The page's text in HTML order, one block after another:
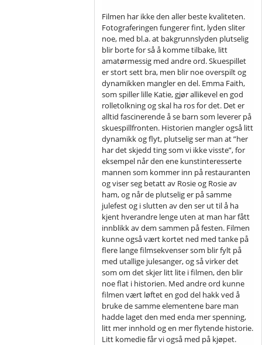
Filmen har ikke den aller beste kvaliteten.
Fotograferingen fungerer fint, lyden sliter
noe, med bl.a. at bakgrunnslyden plutselig
blir borte for så å komme tilbake, litt
amatørmessig med andre ord. Skuespillet
er stort sett bra, men blir noe overspilt og
dynamikken mangler en del. Emma Faith,
som spiller lille Katie, gjør allikevel en god
rolletolkning og skal ha ros for det. Det er
alltid fascinerende å se barn som leverer på
skuespillfronten. Historien mangler også litt
dynamikk og flyt, plutselig ser man at ”her
har det skjedd ting som vi ikke visste”, for
eksempel når den ene kunstinteresserte
mannen som kommer inn på restauranten
og viser seg betatt av Rosie og Rosie av
ham, og når de plutselig er på samme
julefest og i slutten av den ser ut til å ha
kjent hverandre lenge uten at man har fått
innblikk av dem sammen på festen. Filmen
kunne også vært kortet ned med tanke på
flere lange filmsekvenser som blir fylt på
med utallige julesanger, og så virker det
som om det skjer litt lite i filmen, den blir
noe flat i historien. Med andre ord kunne
filmen vært løftet en god del hakk ved å
bruke de samme elementene bare man
hadde laget den med enda mer spenning,
litt mer innhold og en mer flytende historie.
Litt komedie får vi også med på kjøpet.